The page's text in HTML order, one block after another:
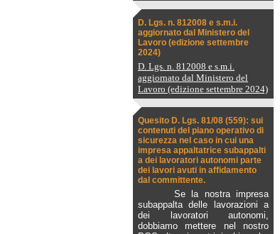
D. Lgs. n. 812008 e s.m.i.
aggiornato dal Ministero del
Lavoro (edizione settembre
2024)
D. Lgs. n. 812008 e s.m.i.
aggiornato dal Ministero del
Lavoro (edizione settembre 2024)
Quesito D. Lgs. 81/08 (559): sui
contenuti del piano operativo di
sicurezza nel caso in cui una
impresa appaltatrice subappalti
a dei lavoratori autonomi parte
dei lavori avuti in affidamento
dal committente.
Se la nostra impresa
subappalta delle lavorazioni a
dei lavoratori autonomi,
dobbiamo mettere nel nostro